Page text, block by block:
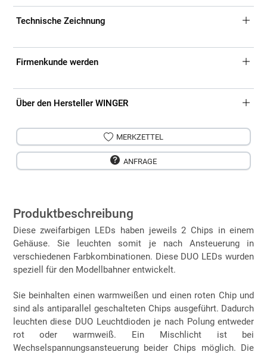
Technische Zeichnung
Firmenkunde werden
Über den Hersteller WINGER
MERKZETTEL
ANFRAGE
Produktbeschreibung
Diese zweifarbigen LEDs haben jeweils 2 Chips in einem
Gehäuse. Sie leuchten somit je nach Ansteuerung in
verschiedenen Farbkombinationen. Diese DUO LEDs wurden
speziell für den Modellbahner entwickelt.
Sie beinhalten einen warmweißen und einen roten Chip und
sind als antiparallel geschalteten Chips ausgeführt. Dadurch
leuchten diese DUO Leuchtdioden je nach Polung entweder
rot oder warmweiß. Ein Mischlicht ist bei
Wechselspannungsansteuerung beider Chips möglich. Die